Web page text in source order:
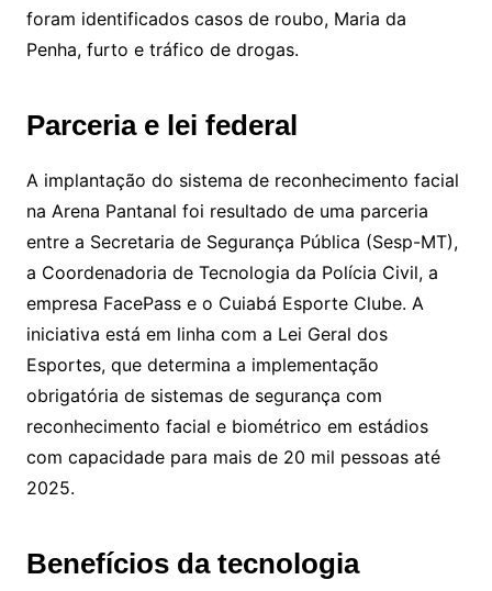
foram identificados casos de roubo, Maria da
Penha, furto e tráfico de drogas.
Parceria e lei federal
A implantação do sistema de reconhecimento facial
na Arena Pantanal foi resultado de uma parceria
entre a Secretaria de Segurança Pública (Sesp-MT),
a Coordenadoria de Tecnologia da Polícia Civil, a
empresa FacePass e o Cuiabá Esporte Clube. A
iniciativa está em linha com a Lei Geral dos
Esportes, que determina a implementação
obrigatória de sistemas de segurança com
reconhecimento facial e biométrico em estádios
com capacidade para mais de 20 mil pessoas até
2025.
Benefícios da tecnologia